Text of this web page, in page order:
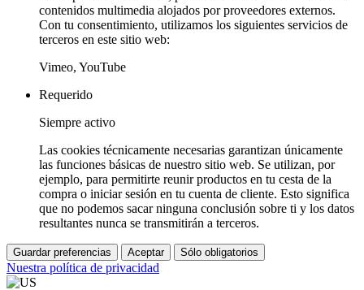
contenidos multimedia alojados por proveedores externos.
Con tu consentimiento, utilizamos los siguientes servicios de
terceros en este sitio web:
Vimeo, YouTube
Requerido
Siempre activo
Las cookies técnicamente necesarias garantizan únicamente
las funciones básicas de nuestro sitio web. Se utilizan, por
ejemplo, para permitirte reunir productos en tu cesta de la
compra o iniciar sesión en tu cuenta de cliente. Esto significa
que no podemos sacar ninguna conclusión sobre ti y los datos
resultantes nunca se transmitirán a terceros.
Guardar preferencias Aceptar Sólo obligatorios
Nuestra política de privacidad